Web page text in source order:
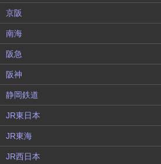
京阪
南海
阪急
阪神
静岡鉄道
JR東日本
JR東海
JR西日本